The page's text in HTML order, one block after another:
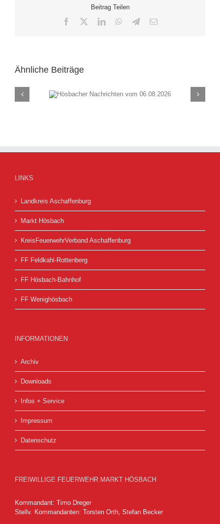
Beitrag Teilen
Facebook LinkedInWhatsApp
Telegram
E-
Ähnliche Beiträge
vom
Hösbacher
LINKS
Landkreis Aschaffenburg
Markt Hösbach
KreisFeuerwehrVerband Aschaffenburg
FF Feldkahl-Rottenberg
FF Hösbach-Bahnhof
FF Wenighösbach
INFORMATIONEN
Archiv
Downloads
Infos + Service
Impressum
Datenschutz
FREIWILLIGE FEUERWEHR MARKT HÖSBACH
Kommandant: Timo Dreger
Stellv. Kommandanten: Torsten Orth, Stefan Becker